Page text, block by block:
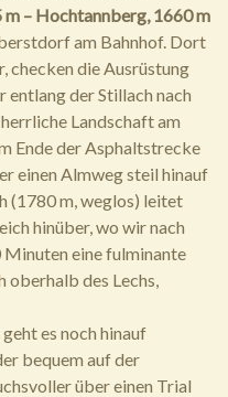
m – Hochtannberg, 1660 m
am Bahnhof. Dort
checken die Ausrüstung
entlang der Stillach nach
Landschaft am
Ende der Asphaltstrecke
einen Almweg steil hinauf
(1780 m, weglos) leitet
hinüber, wo wir nach
eine fulminante
oberhalb des Lechs,
es noch hinauf
bequem auf der
über einen Trial